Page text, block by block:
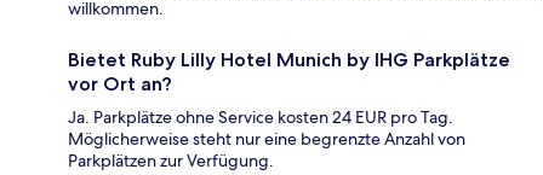
willkommen.
Bietet Ruby Lilly Hotel Munich by IHG Parkplätze
vor Ort an?
Ja. Parkplätze ohne Service kosten 24 EUR pro Tag.
Möglicherweise steht nur eine begrenzte Anzahl von
Parkplätzen zur Verfügung.